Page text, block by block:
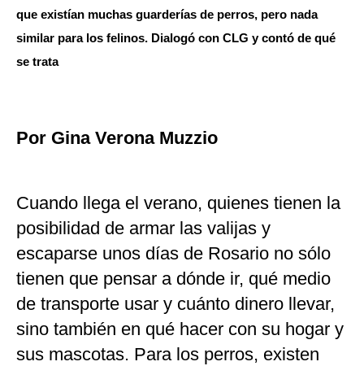
que existían muchas guarderías de perros, pero nada
similar para los felinos. Dialogó con CLG y contó de qué
se trata
Por Gina Verona Muzzio
Cuando llega el verano, quienes tienen la
posibilidad de armar las valijas y
escaparse unos días de Rosario no sólo
tienen que pensar a dónde ir, qué medio
de transporte usar y cuánto dinero llevar,
sino también en qué hacer con su hogar y
sus mascotas. Para los perros, existen